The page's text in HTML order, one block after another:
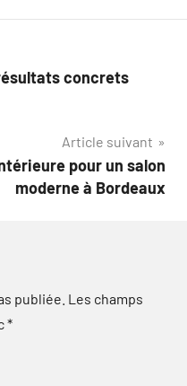
concrets
Article suivant
pour un salon
moderne à Bordeaux
publiée. Les champs
*